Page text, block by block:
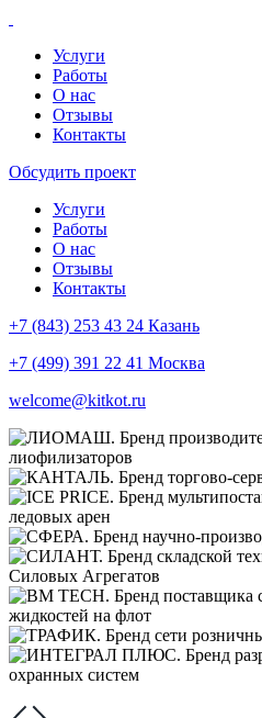
Услуги
Работы
О нас
Отзывы
Контакты
Обсудить проект
Услуги
Работы
О нас
Отзывы
Контакты
+7 (843) 253 43 24 Казань
+7 (499) 391 22 41 Москва
welcome@kitkot.ru